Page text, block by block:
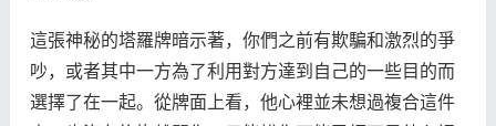
這張神秘的塔羅牌暗示著，你們之前有欺騙和激烈的爭
吵，或者其中一方為了利用對方達到自己的一些目的而
選擇了在一起。從牌面上看，他心裡並未想過複合這件